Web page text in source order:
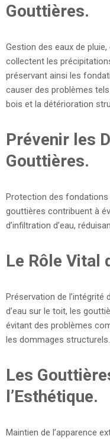
Gouttières.
Gestion des eaux de
collectent les
préservant ainsi les
causer des problèmes
bois et la détérioration
Prévenir les
Gouttières.
Protection des fondations
gouttières contribuent à
d’infiltration d’eau,
Le Rôle Vital
Préservation de l’intégrité
d’eau sur le toit, les
évitant des problèmes
les dommages structurels.
Les
l’Esthétique.
Maintien de l’apparence